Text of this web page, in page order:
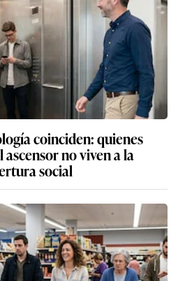
coinciden: quienes
no viven a la
social